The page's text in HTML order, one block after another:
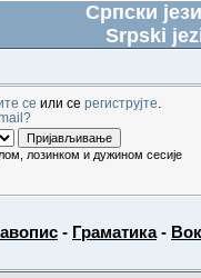
Српски
Srpski
се или се региструјте
лозинком и дужином сесије
- Граматика-